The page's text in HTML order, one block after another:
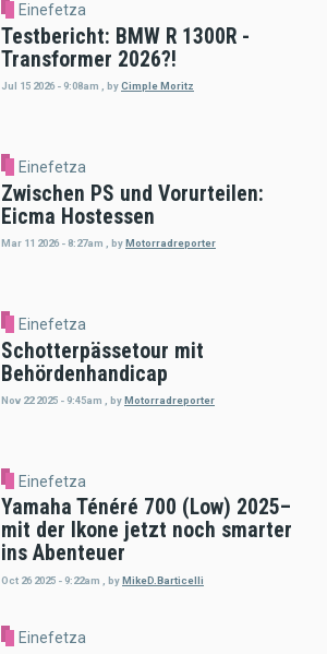
Einefetza
Testbericht: BMW R 1300R -
Transformer 2026?!
Jul 15 2026 - 9:08am , byCimple Moritz
Einefetza
Zwischen PS und Vorurteilen:
Eicma Hostessen
Mar 11 2026 - 8:27am byMotorradreporter
Einefetza
Schotterpässetour mit
Behördenhandicap
Nov 22 2025 - 9:45am byMotorradreporter
Einefetza
Yamaha Ténéré 700 (Low) 2025–
mit der Ikone jetzt noch smarter
ins Abenteuer
Oct 26 2025 - 9:22am byMikeD.Barticelli
Einefetza